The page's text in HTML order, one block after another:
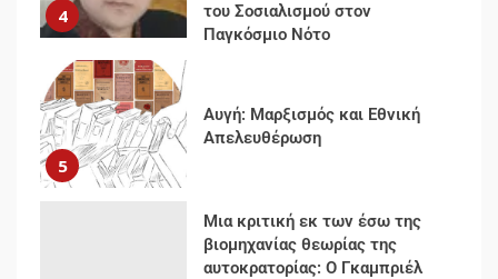
4
του Σοσιαλισμού στον
Παγκόσμιο Νότο
5
Αυγή: Μαρξισμός και Εθνική
Απελευθέρωση
Μια κριτική εκ των έσω της
βιομηχανίας θεωρίας της
αυτοκρατορίας: Ο Γκαμπριέλ